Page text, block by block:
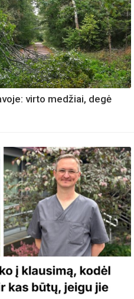
virto medžiai, degė